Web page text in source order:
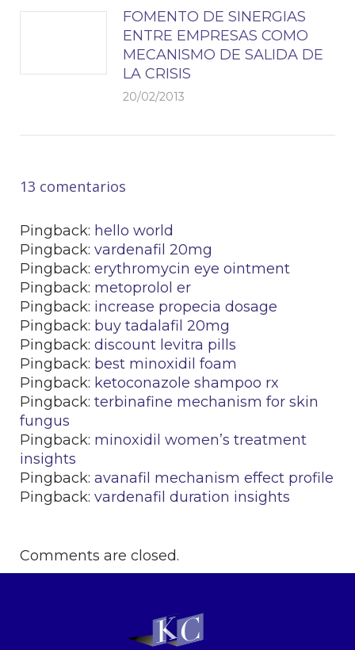
FOMENTO DE SINERGIAS
ENTRE EMPRESAS COMO
MECANISMO DE SALIDA DE
LA CRISIS
20/02/2013
13 comentarios
Pingback: hello world
Pingback: vardenafil 20mg
Pingback: erythromycin eye ointment
Pingback: metoprolol er
Pingback: increase propecia dosage
Pingback: buy tadalafil 20mg
Pingback: discount levitra pills
Pingback: best minoxidil foam
Pingback: ketoconazole shampoo rx
Pingback: terbinafine mechanism for skin
fungus
Pingback: minoxidil women’s treatment
insights
Pingback: avanafil mechanism effect profile
Pingback: vardenafil duration insights
Comments are closed.